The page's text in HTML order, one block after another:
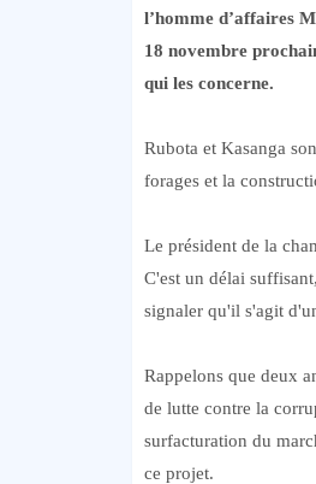
l’homme d’affaires
18 novembre
qui les concerne.
Rubota et Kasanga
forages et la
Le président de la
C'est un délai
signaler qu'il s'agit
Rappelons que deux
de lutte contre la
surfacturation du
ce projet.